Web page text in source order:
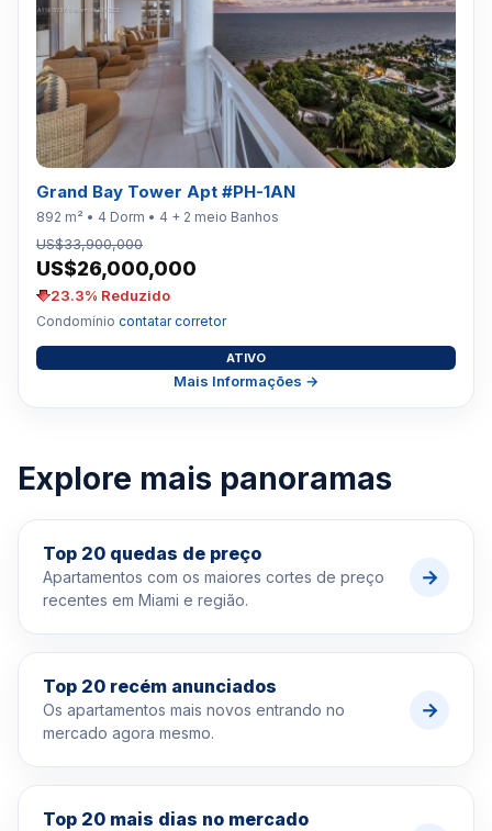
Grand Bay Tower Apt #PH-1AN
892 m² • 4 Dorm • 4 + 2 meio Banhos
US$33,900,000
US$26,000,000
23.3% Reduzido
Condomínio contatar corretor
ATIVO
Mais Informações →
Explore mais panoramas
Top 20 quedas de preço
Apartamentos com os maiores cortes de preço
recentes em Miami e região.
→
Top 20 recém anunciados
Os apartamentos mais novos entrando no
mercado agora mesmo.
→
Top 20 mais dias no mercado